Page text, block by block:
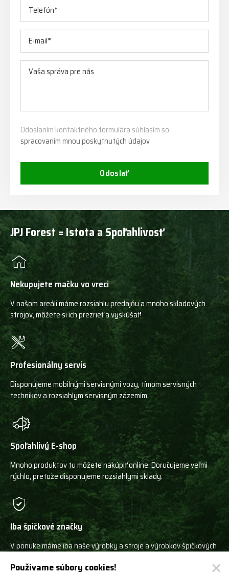
Odoslaním kontaktného formulára súhlasím so
spracovaním mnou poskytnutých údajov
Odoslať
JPJ Forest = Istota a Spoľahlivosť
Nekupujete mačku vo vreci
V našom areáli máme rozsiahlu predajňu a mnoho skladových
strojov, môžete si ich prezrieť a vyskúšať!
Profesionálny servis
Disponujeme mobilnými servisnými vozy, tímom servisných
technikov a rozsiahlym servisným zázemím.
Spoľahlivý E-shop
Mnoho produktov tu môžete nakúpiť online. Doručujeme veľmi
rýchlo, pretože disponujeme rozsiahlymi sklady.
Iba špičkové značky
V ponuke máme iba naše výrobky a stroje a výrobkov špičkových
Používame súbory cookies!